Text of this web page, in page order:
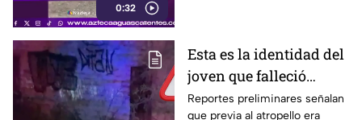
0:32
Esta es la identidad del
joven que falleció
atropellado en Jesús
Reportes preliminares señalan
que previa al atropello era